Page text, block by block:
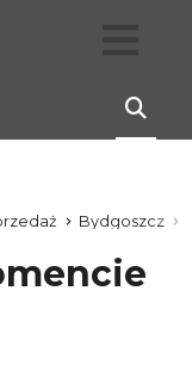
Bydgoszcz